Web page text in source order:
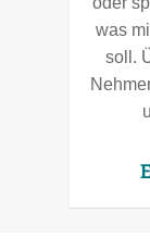
was
soll.